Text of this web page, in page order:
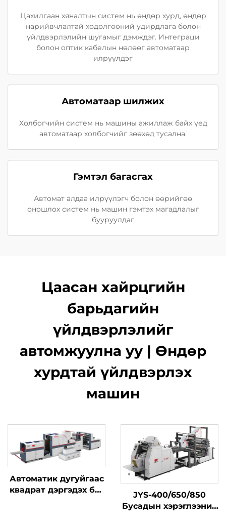
Цахилгаан хяналтын систем нь өндөр хурд, өндөр
нарийвчлалтай хөдөлгөөний удирдлага болон
үйлдвэрлэлийн шугамыг дэмждэг. Интеграци
болон оптик кабелын нөлөөг автоматаар
илрүүлдэг
Автоматаар шилжих
Холбогчийн систем нь машины ажиллаж байх үед
автоматаар холбогчийг зөөхөд тусална.
Гэмтэл багасгах
Автомат алдаа илрүүлэгч болон өөрийгөө
оношлох систем нь машин гэмтэх магадлалыг
бууруулдаг
Цаасан хайрцгийн
барьдагийн
үйлдвэрлэлийг
автомжуулна уу | Өндөр
хурдтай үйлдвэрлэх
машин
Автоматик дугуйгаас
квадрат дэргэдэх баг
JYS-400/650/850
Бусадын хэрэглээний